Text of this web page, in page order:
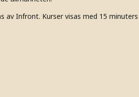
av Infront. Kurser visas med 15